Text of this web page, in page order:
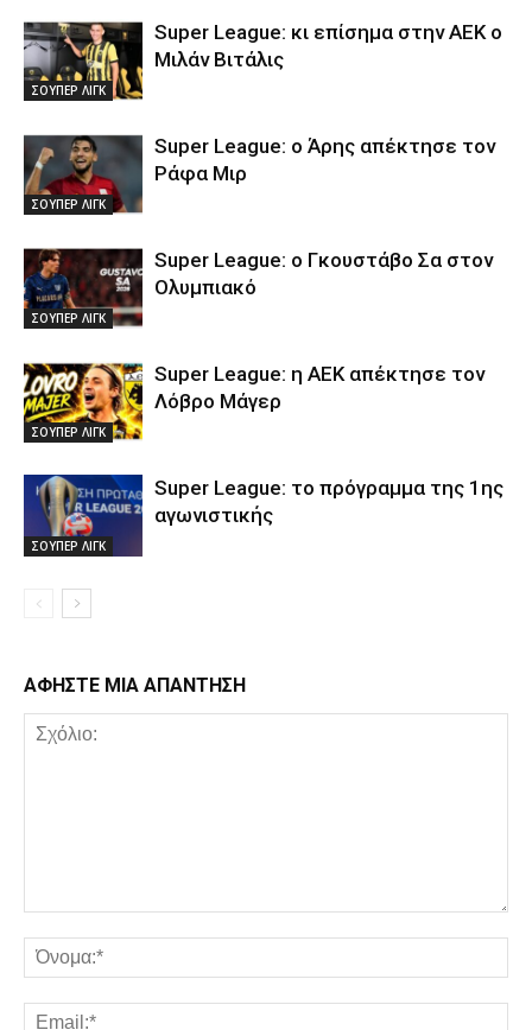
ΣΟΥΠΕΡ ΛΙΓΚ
Super League: κι επίσημα στην ΑΕΚ ο
Μιλάν Βιτάλις
ΣΟΥΠΕΡ ΛΙΓΚ
Super League: ο Άρης απέκτησε τον
Ράφα Μιρ
ΣΟΥΠΕΡ ΛΙΓΚ
Super League: ο Γκουστάβο Σα στον
Ολυμπιακό
ΣΟΥΠΕΡ ΛΙΓΚ
Super League: η ΑΕΚ απέκτησε τον
Λόβρο Μάγερ
ΣΟΥΠΕΡ ΛΙΓΚ
Super League: το πρόγραμμα της 1ης
αγωνιστικής
ΑΦΗΣΤΕ ΜΙΑ ΑΠΑΝΤΗΣΗ